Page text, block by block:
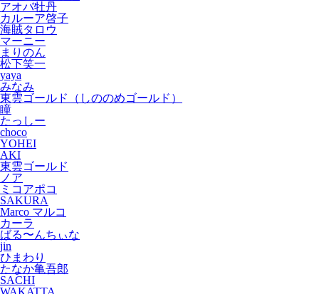
アオバ牡丹
カルーア啓子
海賊タロウ
マーニー
まりのん
松下笑一
yaya
みなみ
東雲ゴールド（しののめゴールド）
瞳
たっしー
choco
YOHEI
AKI
東雲ゴールド
ノア
ミコアポコ
SAKURA
Marco マルコ
カーラ
ばる〜んちぃな
jin
ひまわり
たなか亀吾郎
SACHI